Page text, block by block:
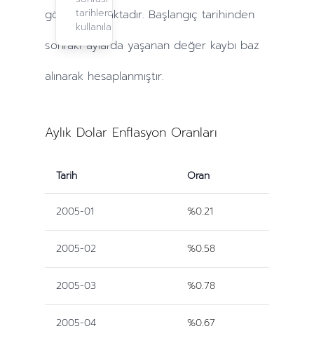
tarihlerde
kullanılabilir.
göre yapılmaktadır. Başlangıç tarihinden
sonraki aylarda yaşanan değer kaybı baz
alınarak hesaplanmıştır.
Aylık Dolar Enflasyon Oranları
Tarih Oran
2005-01 %0.21
2005-02 %0.58
2005-03 %0.78
2005-04 %0.67